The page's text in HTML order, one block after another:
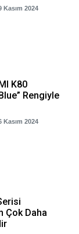
Kasım 2024
K80
Rengiyle
Kasım 2024
Çok Daha